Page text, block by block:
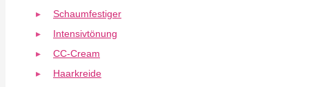
Schaumfestiger
Intensivtönung
CC-Cream
Haarkreide